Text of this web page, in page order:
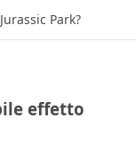
Park?
effetto